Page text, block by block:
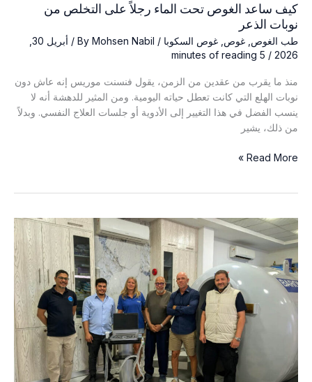
كيف ساعد الغوص تحت الماء رجلاً على التخلص من
نوبات الذعر
طب الغوص,غوص,غوص السكوبا/ By
Mohsen Nabil
/
أبريل 30,
2026
/
5 minutes of reading
منذ ما يقرب من عقدين من الزمن، يقول فنسنت موريس إنه عاش دون
نوبات الهلع التي كانت تعطل حياته اليومية. ومن المثير للدهشة أنه لا
ينسب الفضل في هذا التغيير إلى الأدوية أو جلسات العلاج النفسي. وبدلاً
من ذلك، يشير
كيف
الماء
رجلاً
على
التخلص
نوبات
Read More »